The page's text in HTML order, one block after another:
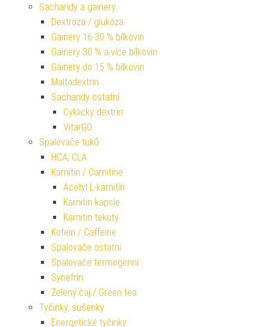
Sacharidy a gainery
Dextróza / glukóza
Gainery 16-30 % bílkovin
Gainery 30 % a více bílkovin
Gainery do 15 % bílkovin
Maltodextrin
Sacharidy ostatní
Cyklický dextrin
VitarGO
Spalovače tuků
HCA, CLA
Karnitin / Carnitine
Acetyl L-karnitin
Karnitin kapsle
Karnitin tekutý
Kofein / Caffeine
Spalovače ostatní
Spalovače termogenní
Synefrin
Zelený čaj / Green tea
Tyčinky, sušenky
Energetické tyčinky